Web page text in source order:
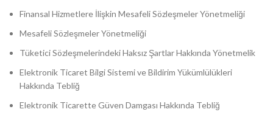
Finansal Hizmetlere İlişkin Mesafeli Sözleşmeler Yönetmeliği
Mesafeli Sözleşmeler Yönetmeliği
Tüketici Sözleşmelerindeki Haksız Şartlar Hakkında Yönetmelik
Elektronik Ticaret Bilgi Sistemi ve Bildirim Yükümlülükleri
Hakkında Tebliğ
Elektronik Ticarette Güven Damgası Hakkında Tebliğ